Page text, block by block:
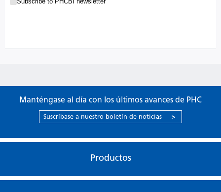
Manténgase al día con los últimos avances de PHC
Suscríbase a nuestro boletín de noticias >
Productos